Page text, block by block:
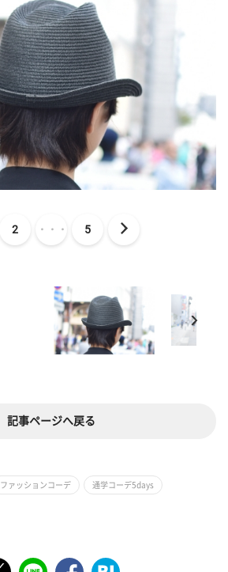
2 ・・・ 5
記事ページへ戻る
ファッションコーデ 通学コーデ5days